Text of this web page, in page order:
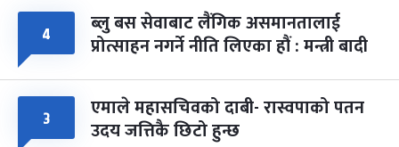
४ ब्लु बस सेवाबाट लैंगिक असमानतालाई
प्रोत्साहन नगर्ने नीति लिएका हौं : मन्त्री बादी
३ एमाले महासचिवको दाबी- रास्वपाको पतन
उदय जत्तिकै छिटो हुन्छ